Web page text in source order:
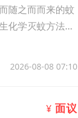
随之而而来的蚊
化学灭蚊方法虽
2026-08-08 07:10
¥ 面议